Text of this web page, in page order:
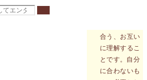
合う、お互い
に理解するこ
とです。 自分
に合わないも